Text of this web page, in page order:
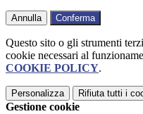
Annulla Conferma
Questo sito o gli strumenti
cookie necessari al
COOKIE POLICY.
Personalizza Rifiuta tutti i
Gestione cookie